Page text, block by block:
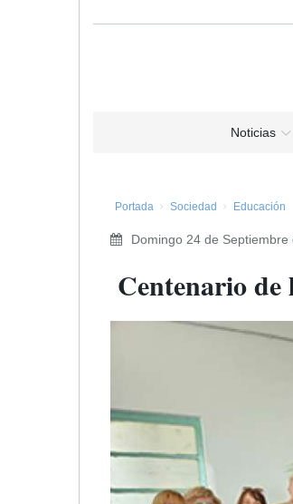
Noticias
Portada Sociedad Educación
Domingo 24 de Septiembre
Centenario de